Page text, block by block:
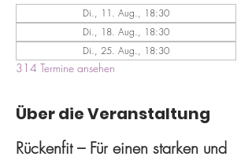
Di., 11. Aug., 18:30
Di., 18. Aug., 18:30
Di., 25. Aug., 18:30
314 Termine ansehen
Über die Veranstaltung
Rückenfit – Für einen starken und